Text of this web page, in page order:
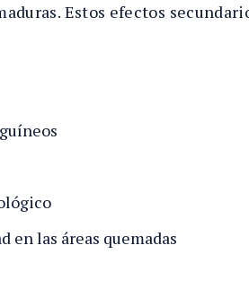
Estos efectos
en las áreas quemadas